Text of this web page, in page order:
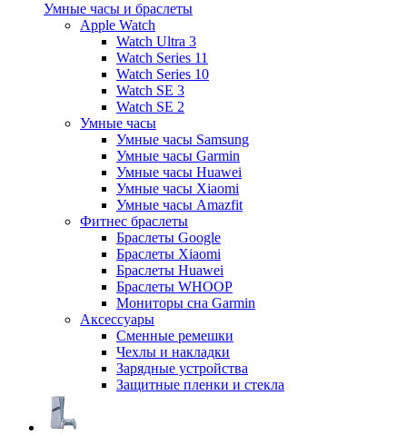
Умные часы и браслеты
Apple Watch
Watch Ultra 3
Watch Series 11
Watch Series 10
Watch SE 3
Watch SE 2
Умные часы
Умные часы Samsung
Умные часы Garmin
Умные часы Huawei
Умные часы Xiaomi
Умные часы Amazfit
Фитнес браслеты
Браслеты Google
Браслеты Xiaomi
Браслеты Huawei
Браслеты WHOOP
Мониторы сна Garmin
Аксессуары
Сменные ремешки
Чехлы и накладки
Зарядные устройства
Защитные пленки и стекла